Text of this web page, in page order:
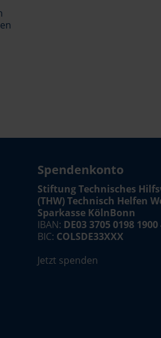
Spendenkonto
Stiftung Technisches
(THW) Technisch Helfen
Sparkasse KölnBonn
IBAN: DE03 3705 0198
BIC: COLSDE33XXX
Jetzt spenden